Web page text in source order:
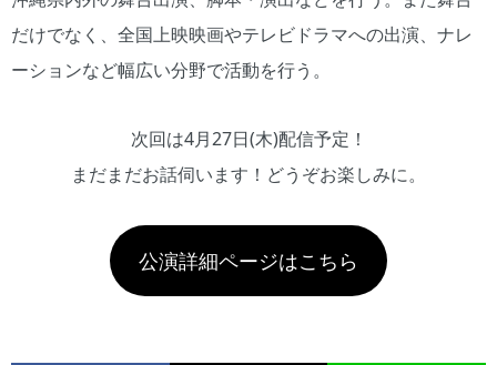
だけでなく、全国上映映画やテレビドラマへの出演、ナレ
ーションなど幅広い分野で活動を行う。
次回は4月27日(木)配信予定！
まだまだお話伺います！どうぞお楽しみに。
公演詳細ページはこちら